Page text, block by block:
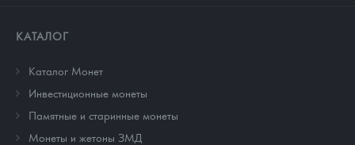
КАТАЛОГ
Каталог Монет
Инвестиционные монеты
Памятные и старинные монеты
Монеты и жетоны ЗМД